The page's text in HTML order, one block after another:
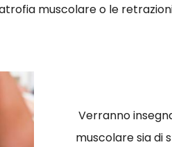
muscolare o le
Verranno
muscolare sia di